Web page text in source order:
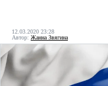
12.03.2020 23:28
Автор: Жанна Звягина